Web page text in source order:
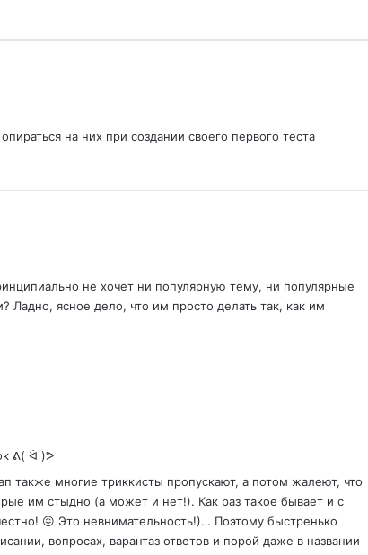
на них при создании своего первого теста
не хочет ни популярную тему, ни популярные
Ладно, ясное дело, что им просто делать так, как им
ᕕ( ᐛ )ᕗ
также многие триккисты пропускают, а потом жалеют, что
им стыдно (а может и нет!). Как раз такое бывает и с
😖 Это невнимательность!)… Поэтому быстренько
вопросах, варантаз ответов и порой даже в названии